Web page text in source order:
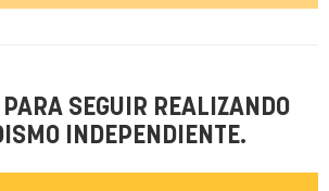
SEGUIR REALIZANDO
INDEPENDIENTE.